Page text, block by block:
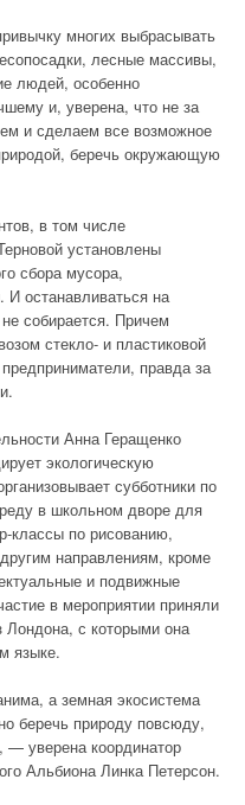
многих выбрасывать
лесные массивы,
людей, особенно
и, уверена, что не за
и сделаем все возможное
беречь окружающую
в том числе
установлены
сбора мусора,
останавливаться на
собирается. Причем
стекло- и пластиковой
правда за
Анна Геращенко
экологическую
субботники по
в школьном дворе для
классы по рисованию,
направлениям, кроме
и подвижные
в мероприятии приняли
с которыми она
языке.
а земная экосистема
беречь природу повсюду,
— уверена координатор
Альбиона Линка Петерсон.